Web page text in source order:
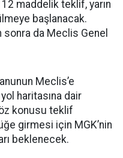
maddelik teklif, yarın
başlanacak.
da Meclis Genel
Meclis’e
haritasına dair
konusu teklif
girmesi için MGK’nin
beklenecek.